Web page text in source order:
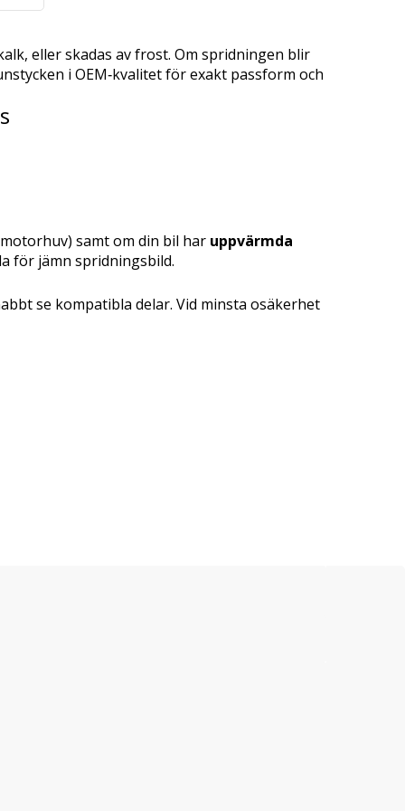
eller skadas av frost. Om spridningen blir
i OEM‑kvalitet för exakt passform och
samt om din bil har uppvärmda
för jämn spridningsbild.
se kompatibla delar. Vid minsta osäkerhet